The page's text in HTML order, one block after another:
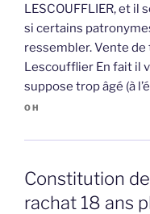
LESCOUFFLIER, et il
si certains
ressembler. Vente
Lescoufflier En fait il
suppose trop âgé (à
OH
Constitution
rachat 18 ans